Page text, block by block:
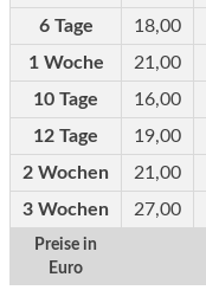
Preise in
Euro
6 Tage
18,00
1 Woche
21,00
10 Tage
16,00
12 Tage
19,00
2 Wochen
21,00
3 Wochen
27,00